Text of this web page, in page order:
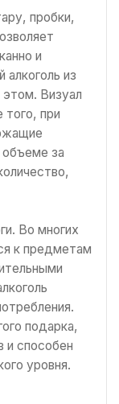
пробки,
и
из
Визуал
того, при
за
Во многих
к предметам
подарка,
и способен
уровня.